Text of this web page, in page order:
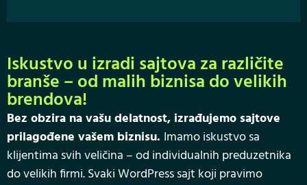
Iskustvo u izradi sajtova za različite
branše – od malih biznisa do velikih
brendova!
Bez obzira na vašu delatnost, izrađujemo sajtove
prilagođene vašem biznisu. Imamo iskustvo sa
klijentima svih veličina – od individualnih preduzetnika
do velikih firmi. Svaki WordPress sajt koji pravimo